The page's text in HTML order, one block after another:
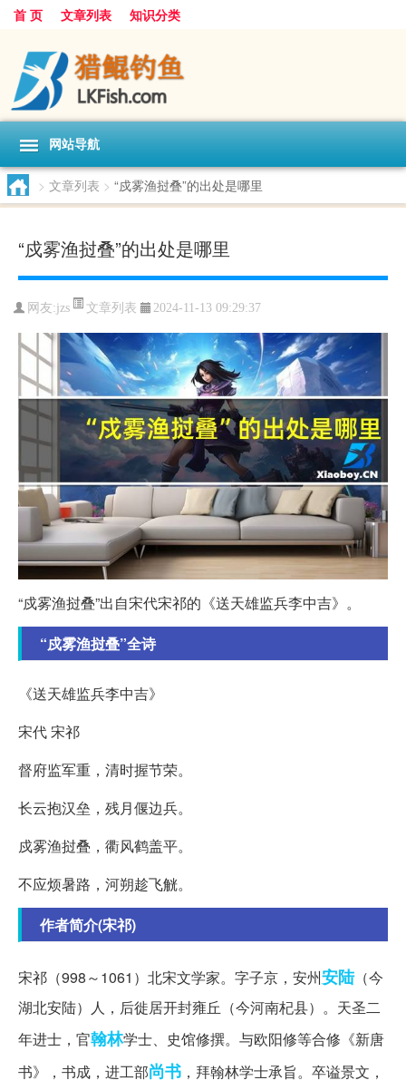
首 页 文章列表 知识分类
网站导航
> 文章列表 > “戍雾渔挝叠”的出处是哪里
“戍雾渔挝叠”的出处是哪里
网友:jzs 文章列表 2024-11-13 09:29:37
“戍雾渔挝叠”出自宋代宋祁的《送天雄监兵李中吉》。
“戍雾渔挝叠”全诗
《送天雄监兵李中吉》
宋代 宋祁
督府监军重，清时握节荣。
长云抱汉垒，残月偃边兵。
戍雾渔挝叠，衢风鹤盖平。
不应烦暑路，河朔趁飞觥。
作者简介(宋祁)
宋祁（998～1061）北宋文学家。字子京，安州安陆（今
湖北安陆）人，后徙居开封雍丘（今河南杞县）。天圣二
年进士，官翰林学士、史馆修撰。与欧阳修等合修《新唐
书》，书成，进工部尚书 ，拜翰林学士承旨。卒谥景文，